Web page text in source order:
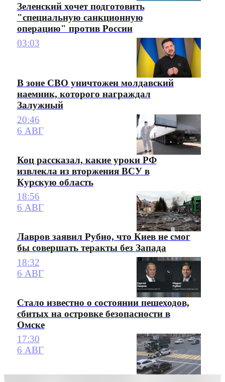
Зеленский хочет подготовить
"специальную санкционную
операцию" против России
03:03
В зоне СВО уничтожен молдавский
наемник, которого награждал
Залужный
20:46
6 АВГ
Коц рассказал, какие уроки РФ
извлекла из вторжения ВСУ в
Курскую область
18:56
6 АВГ
Лавров заявил Рубио, что Киев не смог
бы совершать теракты без Запада
18:32
6 АВГ
Стало известно о состоянии пешеходов,
сбитых на островке безопасности в
Омске
17:30
6 АВГ